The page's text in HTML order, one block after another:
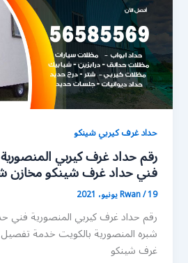
حداد غرف كيربي شينكو
فني حداد غرف شينكو مخازن
Rwan/19 يونيو، 2021
رقم حداد غرف كيربي المنصورية فني
شبره المنصورية بالكويت خدمة
غرف شينكو